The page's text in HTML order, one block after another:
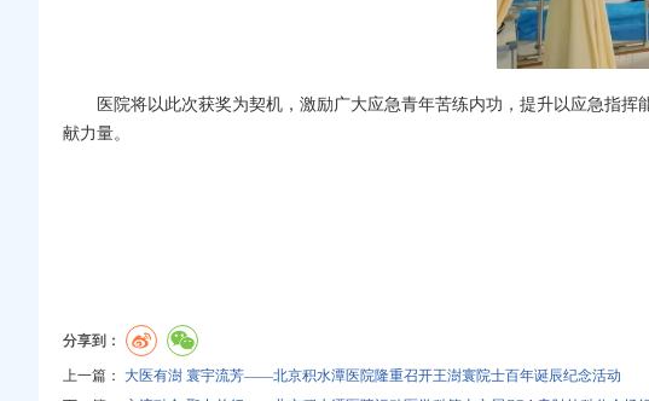
医院将以此次获奖为契机，激励广大应急青年苦练内功，提升以应急指
献力量。
分享到：
上一篇：
大医有澍 寰宇流芳——北京积水潭医院隆重召开王澍寰院士百年诞辰纪念活动